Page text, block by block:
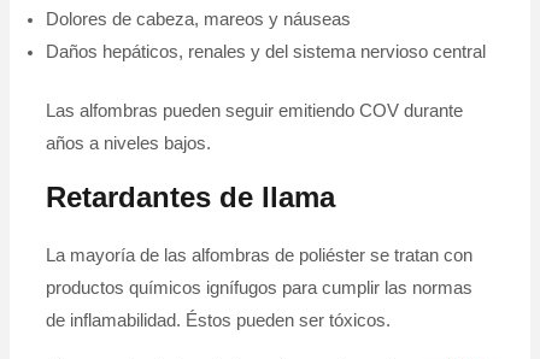
Dolores de cabeza, mareos y náuseas
Daños hepáticos, renales y del sistema nervioso central
Las alfombras pueden seguir emitiendo COV durante
años a niveles bajos.
Retardantes de llama
La mayoría de las alfombras de poliéster se tratan con
productos químicos ignífugos para cumplir las normas
de inflamabilidad. Éstos pueden ser tóxicos.